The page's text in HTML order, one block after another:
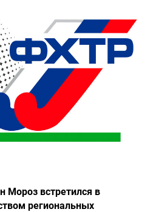
Мороз встретился в
региональных